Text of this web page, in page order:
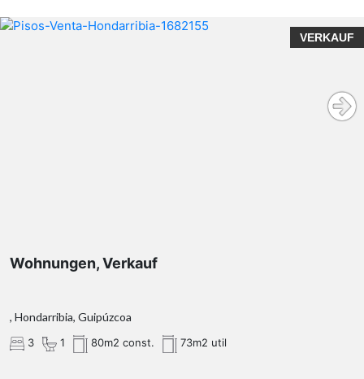
VERKAUF
Wohnungen, Verkauf
, Hondarribia, Guipúzcoa
3 1 80m2 const. 73m2 util